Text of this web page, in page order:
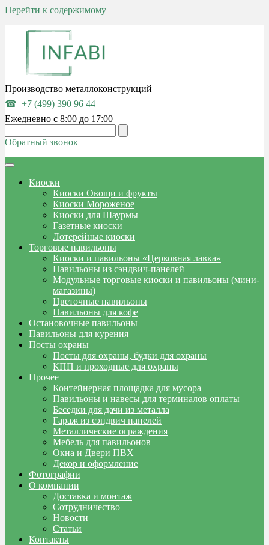
Перейти к содержимому
Производство металлоконструкций
+7 (499) 390 96 44
Ежедневно с 8:00 до 17:00
Обратный звонок
Киоски
Киоски Овощи и фрукты
Киоски Мороженое
Киоски для Шаурмы
Газетные киоски
Лотерейные киоски
Торговые павильоны
Киоски и павильоны «Церковная лавка»
Павильоны из сэндвич-панелей
Модульные торговые киоски и павильоны (мини-
магазины)
Цветочные павильоны
Павильоны для кофе
Остановочные павильоны
Павильоны для курения
Посты охраны
Посты для охраны, будки для охраны
КПП и проходные для охраны
Прочее
Контейнерная площадка для мусора
Павильоны и навесы для терминалов оплаты
Беседки для дачи из металла
Гараж из сэндвич панелей
Металлические ограждения
Мебель для павильонов
Окна и Двери ПВХ
Декор и оформление
Фотографии
О компании
Доставка и монтаж
Сотрудничество
Новости
Статьи
Контакты